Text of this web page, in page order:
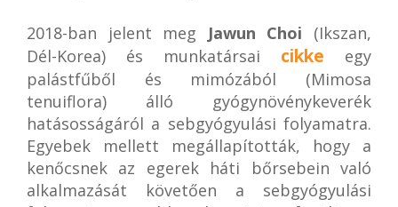
2018-ban jelent meg Jawun Choi (Ikszan,
Dél-Korea) és munkatársai cikke egy
palástfűből és mimózából (Mimosa
tenuiflora) álló gyógynövénykeverék
hatásosságáról a sebgyógyulási folyamatra.
Egyebek mellett megállapították, hogy a
kenőcsnek az egerek háti bőrsebein való
alkalmazását követően a sebgyógyulási